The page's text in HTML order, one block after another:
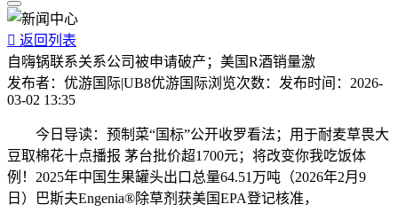
 返回列表
自嗨锅联系关系公司被申请破产；美国R酒销量激
发布者： 优游国际|UB8优游国际浏览次数： 发布时间： 2026-
03-02 13:35
今日导读：预制菜“国标”公开收罗看法；用于耐麦草畏大
豆取棉花十点播报 茅台批价超1700元；将改变你我吃饭体
例！2025年中国生果罐头出口总量64.51万吨（2026年2月9
日）巴斯夫Engenia®除草剂获美国EPA登记核准，